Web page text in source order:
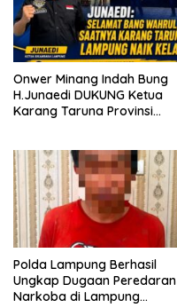
Onwer Minang Indah Bung
H.Junaedi DUKUNG Ketua
Karang Taruna Provinsi
Polda Lampung Berhasil
Ungkap Dugaan Peredaran
Narkoba di Lampung